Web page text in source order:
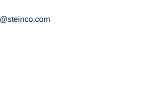
steinco com